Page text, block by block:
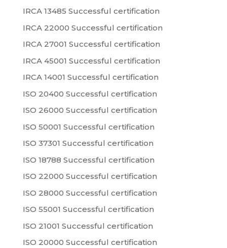
IRCA 13485 Successful certification
IRCA 22000 Successful certification
IRCA 27001 Successful certification
IRCA 45001 Successful certification
IRCA 14001 Successful certification
ISO 20400 Successful certification
ISO 26000 Successful certification
ISO 50001 Successful certification
ISO 37301 Successful certification
ISO 18788 Successful certification
ISO 22000 Successful certification
ISO 28000 Successful certification
ISO 55001 Successful certification
ISO 21001 Successful certification
ISO 20000 Successful certification